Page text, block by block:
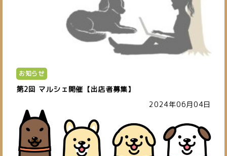
お知らせ
第2回 マルシェ開催【出店者募集】
2024年06月04日